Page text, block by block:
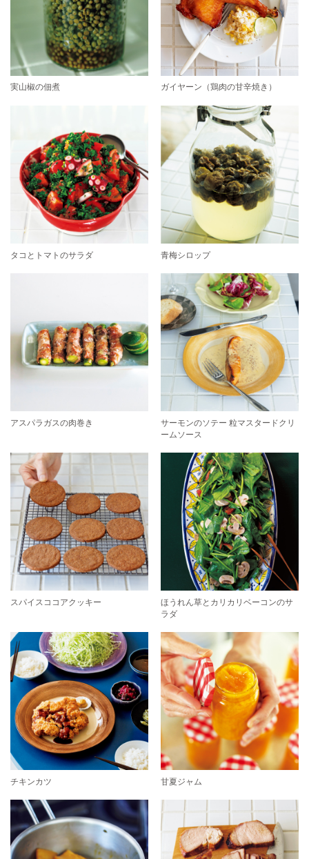
実山椒の佃煮 ガイヤーン（鶏肉の甘辛焼き）
タコとトマトのサラダ 青梅シロップ
アスパラガスの肉巻き
サーモンのソテー 粒マスタードクリ
ームソース
スパイスココアクッキー
ほうれん草とカリカリベーコンのサ
ラダ
チキンカツ 甘夏ジャム